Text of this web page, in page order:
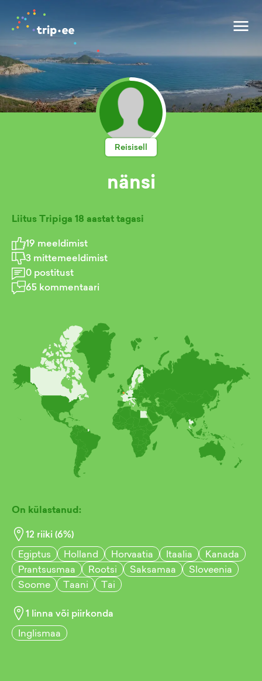
Reisisell
nänsi
Liitus Tripiga 18 aastat tagasi
19 meeldimist
3 mittemeeldimist
0 postitust
65 kommentaari
On külastanud:
12 riiki (6%)
Egiptus
Holland Horvaatia Itaalia
Kanada
Prantsusmaa
Rootsi Saksamaa
Sloveenia
Soome
Taani Tai
1 linna või piirkonda
Inglismaa